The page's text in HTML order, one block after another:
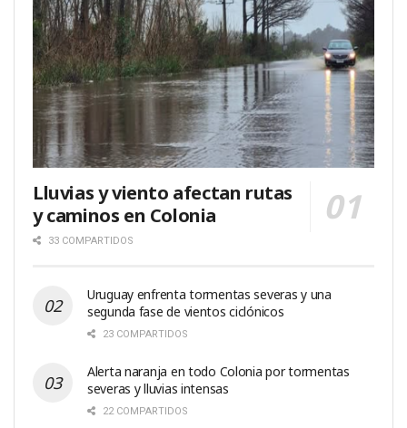
Lluvias y viento afectan rutas
y caminos en Colonia
33 COMPARTIDOS
Uruguay enfrenta tormentas severas y una
segunda fase de vientos ciclónicos
23 COMPARTIDOS
Alerta naranja en todo Colonia por tormentas
severas y lluvias intensas
22 COMPARTIDOS